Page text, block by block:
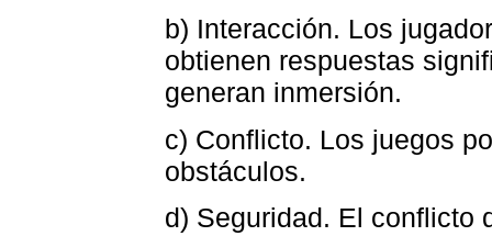
b) Interacción. Los
obtienen respuestas
generan inmersión.
c) Conflicto. Los juegos
obstáculos.
d) Seguridad. El conflicto